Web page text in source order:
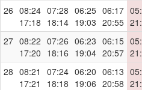
26 08:24
17:18
07:28
18:14
06:25
19:03
06:17
20:55
27 08:22
17:20
07:26
18:16
06:23
19:04
06:15
20:57
28 08:21
17:21
07:24
18:18
06:20
19:06
06:13
20:58